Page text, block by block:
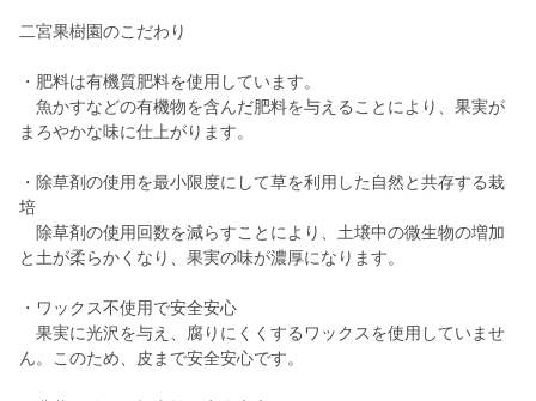
二宮果樹園のこだわり
・肥料は有機質肥料を使用しています。
魚かすなどの有機物を含んだ肥料を与えることにより、果実が
まろやかな味に仕上がります。
・除草剤の使用を最小限度にして草を利用した自然と共存する栽
培
除草剤の使用回数を減らすことにより、土壌中の微生物の増加
と土が柔らかくなり、果実の味が濃厚になります。
・ワックス不使用で安全安心
果実に光沢を与え、腐りにくくするワックスを使用していませ
ん。このため、皮まで安全安心です。